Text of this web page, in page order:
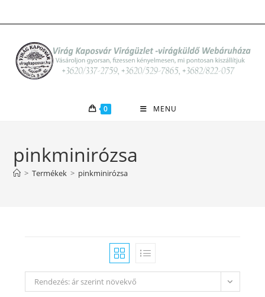
to
0 MENU
pinkminirózsa
> Termékek > pinkminirózsa
Rendezés: ár szerint növekvő